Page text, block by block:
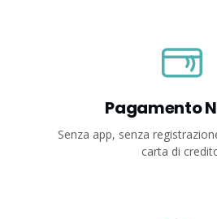
Pagamento
Senza app, senza
carta di